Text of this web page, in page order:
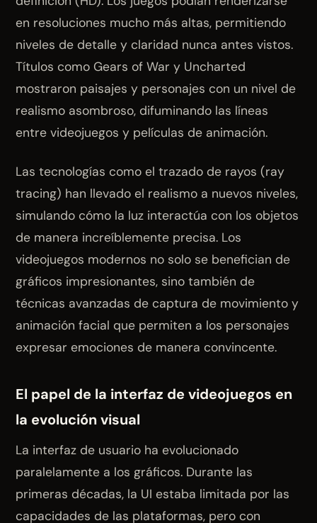
en resoluciones mucho más altas, permitiendo
niveles de detalle y claridad nunca antes vistos.
Títulos como Gears of War y Uncharted
mostraron paisajes y personajes con un nivel de
realismo asombroso, difuminando las líneas
entre videojuegos y películas de animación.
Las tecnologías como el trazado de rayos (ray
tracing) han llevado el realismo a nuevos niveles,
simulando cómo la luz interactúa con los objetos
de manera increíblemente precisa. Los
videojuegos modernos no solo se benefician de
gráficos impresionantes, sino también de
técnicas avanzadas de captura de movimiento y
animación facial que permiten a los personajes
expresar emociones de manera convincente.
El papel de la interfaz de videojuegos en
la evolución visual
La interfaz de usuario ha evolucionado
paralelamente a los gráficos. Durante las
primeras décadas, la UI estaba limitada por las
capacidades de las plataformas, pero con